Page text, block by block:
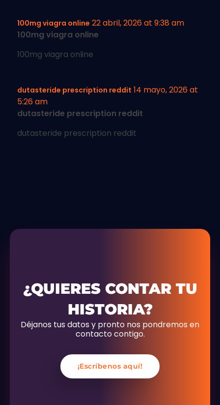
100mg viagra online 22 abril, 2026 at 9:38 am
100mg viagra online
100mg viagra online
dutasteride prescription reddit 14 mayo, 2026 at
5:26 am
dutasteride prescription reddit
dutasteride prescription reddit
¿QUIERES CONTAR TU
HISTORIA?
Déjanos tus datos y pronto nos pondremos en
contacto contigo.
¡Escríbenos aquí!